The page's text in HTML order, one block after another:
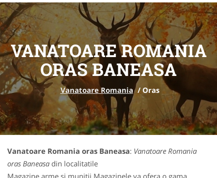
VANATOARE ROMANIA
ORAS BANEASA
Vanatoare Romania / Oras
Vanatoare Romania oras Baneasa: Vanatoare Romania
oras Baneasa din localitatile
Magazine arme si munitii Magazinele va ofera o gama